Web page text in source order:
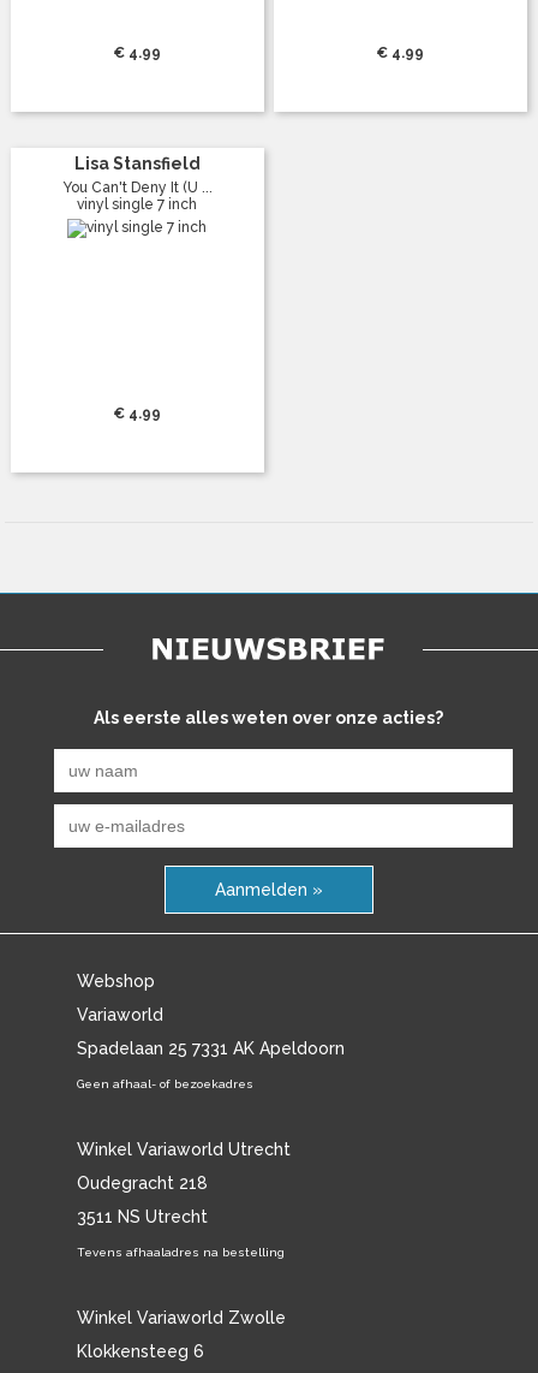
€ 4.99 € 4.99
Lisa Stansfield
You Can't Deny It (U ...
vinyl single 7 inch
€ 4.99
Als eerste alles weten over onze acties?
Aanmelden »
Webshop
Variaworld
Spadelaan 25 7331 AK Apeldoorn
Geen afhaal- of bezoekadres
Winkel Variaworld Utrecht
Oudegracht 218
3511 NS Utrecht
Tevens afhaaladres na bestelling
Winkel Variaworld Zwolle
Klokkensteeg 6